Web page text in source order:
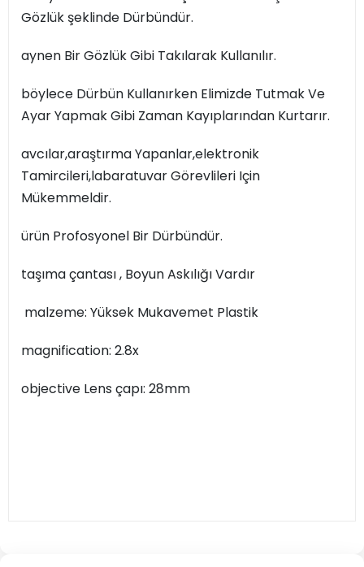
Gözlük şeklinde Dürbündür.
aynen Bir Gözlük Gibi Takılarak Kullanılır.
böylece Dürbün Kullanırken Elimizde Tutmak Ve
Ayar Yapmak Gibi Zaman Kayıplarından Kurtarır.
avcılar,araştırma Yapanlar,elektronik
Tamircileri,labaratuvar Görevlileri Için
Mükemmeldir.
ürün Profosyonel Bir Dürbündür.
taşıma çantası , Boyun Askılığı Vardır
malzeme: Yüksek Mukavemet Plastik
magnification: 2.8x
objective Lens çapı: 28mm